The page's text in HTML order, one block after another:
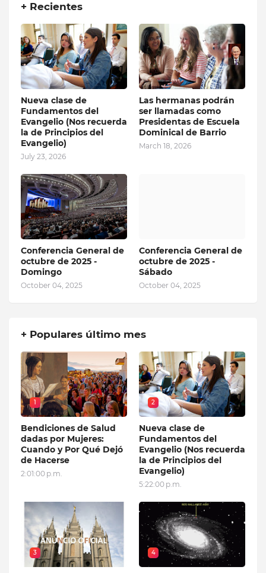
+ Recientes
Nueva clase de
Fundamentos del
Evangelio (Nos recuerda
la de Principios del
Evangelio)
July 23, 2026
Las hermanas podrán
ser llamadas como
Presidentas de Escuela
Dominical de Barrio
March 18, 2026
Conferencia General de
octubre de 2025 -
Domingo
October 04, 2025
Conferencia General de
octubre de 2025 -
Sábado
October 04, 2025
+ Populares último mes
1
Bendiciones de Salud
dadas por Mujeres:
Cuando y Por Qué Dejó
de Hacerse
2:01:00 p.m.
2
Nueva clase de
Fundamentos del
Evangelio (Nos recuerda
la de Principios del
Evangelio)
5:22:00 p.m.
3 4